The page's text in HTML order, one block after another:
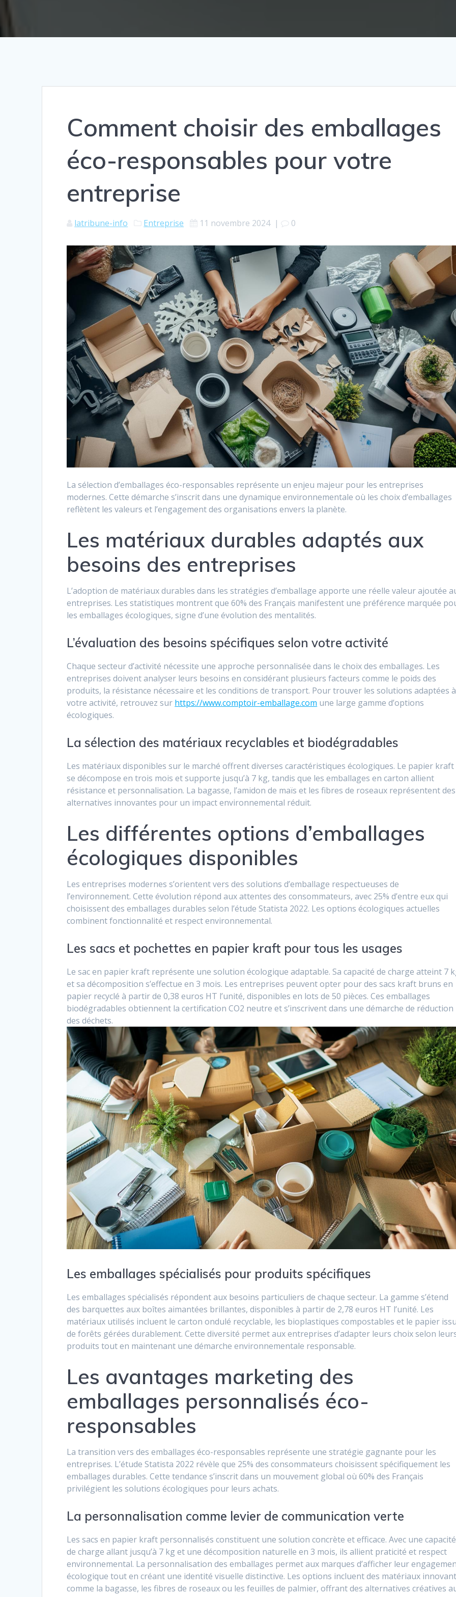
Comment choisir des emballages
éco-responsables pour votre
entreprise
latribune-info Entreprise 11 novembre 2024| 0
La sélection d’emballages éco-responsables représente un enjeu majeur pour les entreprises
modernes. Cette démarche s’inscrit dans une dynamique environnementale où les choix d’emballages
reflètent les valeurs et l’engagement des organisations envers la planète.
Les matériaux durables adaptés aux
besoins des entreprises
L’adoption de matériaux durables dans les stratégies d’emballage apporte une réelle valeur ajoutée
entreprises. Les statistiques montrent que 60% des Français manifestent une préférence marquée
les emballages écologiques, signe d’une évolution des mentalités.
L’évaluation des besoins spécifiques selon votre activité
Chaque secteur d’activité nécessite une approche personnalisée dans le choix des emballages. Les
entreprises doivent analyser leurs besoins en considérant plusieurs facteurs comme le poids des
produits, la résistance nécessaire et les conditions de transport. Pour trouver les solutions adaptées à
votre activité, retrouvez sur https://www.comptoir-emballage.com une large gamme d’options
écologiques.
La sélection des matériaux recyclables et biodégradables
Les matériaux disponibles sur le marché offrent diverses caractéristiques écologiques. Le papier kraft
se décompose en trois mois et supporte jusqu’à 7 kg, tandis que les emballages en carton allient
résistance et personnalisation. La bagasse, l’amidon de maïs et les fibres de roseaux représentent des
alternatives innovantes pour un impact environnemental réduit.
Les différentes options d’emballages
écologiques disponibles
Les entreprises modernes s’orientent vers des solutions d’emballage respectueuses de
l’environnement. Cette évolution répond aux attentes des consommateurs, avec 25% d’entre eux qui
choisissent des emballages durables selon l’étude Statista 2022. Les options écologiques actuelles
combinent fonctionnalité et respect environnemental.
Les sacs et pochettes en papier kraft pour tous les usages
Le sac en papier kraft représente une solution écologique adaptable. Sa capacité de charge atteint 7
et sa décomposition s’effectue en 3 mois. Les entreprises peuvent opter pour des sacs kraft bruns en
papier recyclé à partir de 0,38 euros HT l’unité, disponibles en lots de 50 pièces. Ces emballages
biodégradables obtiennent la certification CO2 neutre et s’inscrivent dans une démarche de réduction
des déchets.
Les emballages spécialisés pour produits spécifiques
Les emballages spécialisés répondent aux besoins particuliers de chaque secteur. La gamme s’étend
des barquettes aux boîtes aimantées brillantes, disponibles à partir de 2,78 euros HT l’unité. Les
matériaux utilisés incluent le carton ondulé recyclable, les bioplastiques compostables et le papier
de forêts gérées durablement. Cette diversité permet aux entreprises d’adapter leurs choix selon
produits tout en maintenant une démarche environnementale responsable.
Les avantages marketing des
emballages personnalisés éco-
responsables
La transition vers des emballages éco-responsables représente une stratégie gagnante pour les
entreprises. L’étude Statista 2022 révèle que 25% des consommateurs choisissent spécifiquement les
emballages durables. Cette tendance s’inscrit dans un mouvement global où 60% des Français
privilégient les solutions écologiques pour leurs achats.
La personnalisation comme levier de communication verte
Les sacs en papier kraft personnalisés constituent une solution concrète et efficace. Avec une capacité
de charge allant jusqu’à 7 kg et une décomposition naturelle en 3 mois, ils allient praticité et respect
environnemental. La personnalisation des emballages permet aux marques d’afficher leur
écologique tout en créant une identité visuelle distinctive. Les options incluent des matériaux
comme la bagasse, les fibres de roseaux ou les feuilles de palmier, offrant des alternatives créatives